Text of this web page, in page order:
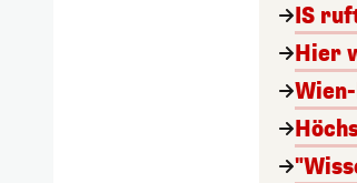
IS
Hier